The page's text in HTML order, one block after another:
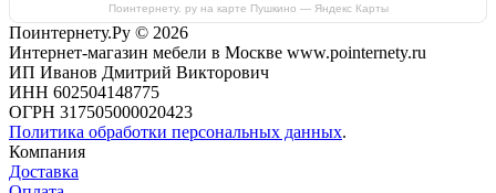
Поинтернету. ру на карте Пушкино — Яндекс Карты
Поинтернету.Ру © 2026
Интернет-магазин мебели в Москве www.pointernety.ru
ИП Иванов Дмитрий Викторович
ИНН 602504148775
ОГРН 317505000020423
Политика обработки персональных данных.
Компания
Доставка